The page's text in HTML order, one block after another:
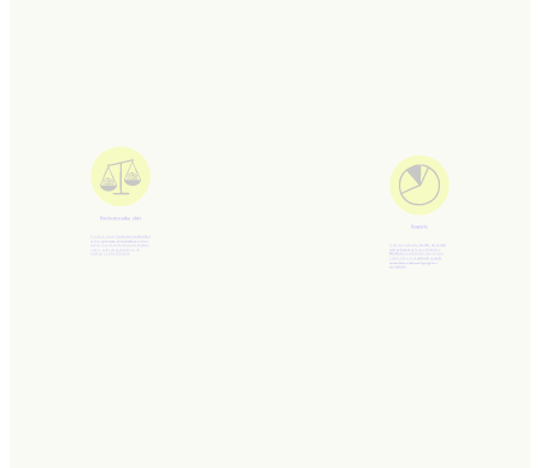
Porównywarka ofert
porównywarki ofert
między poszczególnymi mieszkaniami
Raporty
Obserwuj aktualne trendy na rynku
średnich cenach
sprzedaży.